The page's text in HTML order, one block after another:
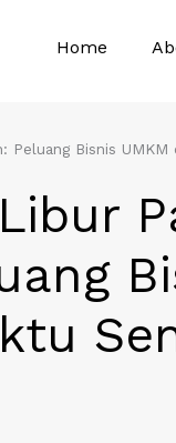
Home
Peluang Bisnis UMKM